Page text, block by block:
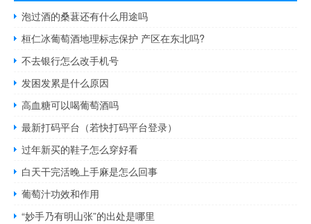
泡过酒的桑葚还有什么用途吗
桓仁冰葡萄酒地理标志保护 产区在东北吗?
不去银行怎么改手机号
发困发累是什么原因
高血糖可以喝葡萄酒吗
最新打码平台（若快打码平台登录）
过年新买的鞋子怎么穿好看
白天干完活晚上手麻是怎么回事
葡萄汁功效和作用
“妙手乃有明山张”的出处是哪里